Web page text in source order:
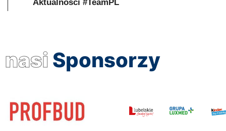
Aktualności #TeamPL
nasi Sponsorzy